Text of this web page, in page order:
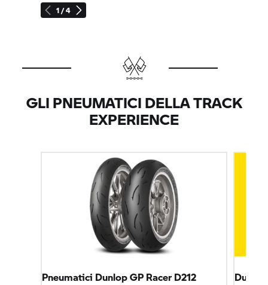
1 / 4
GLI PNEUMATICI DELLA TRACK
EXPERIENCE
Pneumatici Dunlop GP Racer D212
Dunlop